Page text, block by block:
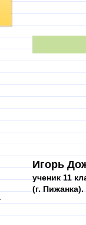
Игорь
ученик 11
(г. Пижанка).